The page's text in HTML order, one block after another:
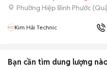
Phường Hiệp Bình Phước
Kim Hải Technic
Bạn cần tìm dung lượng